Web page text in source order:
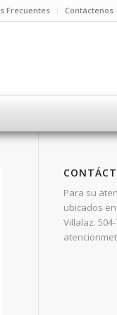
Frecuentes Contáctenos
Para su
ubicados
Villalaz.